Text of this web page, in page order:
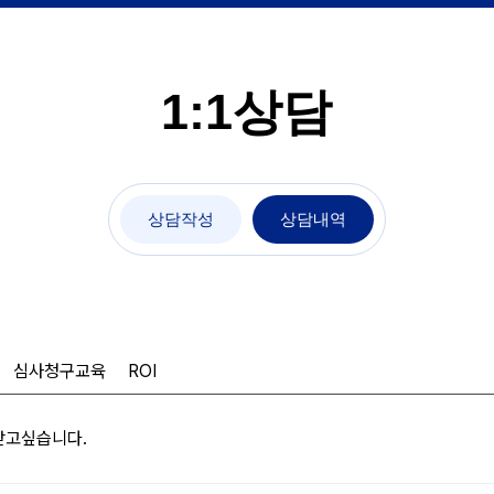
1:1상담
상담작성 상담내역
심사청구교육 ROI
고싶습니다.